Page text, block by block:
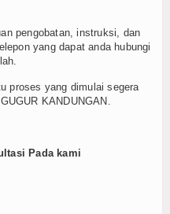
pengobatan, instruksi, dan
yang dapat anda hubungi
proses yang dimulai segera
KANDUNGAN.
Pada kami